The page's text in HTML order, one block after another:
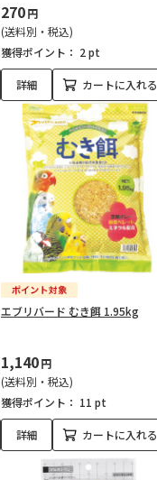
270円
(送料別・税込)
獲得ポイント： 2 pt
詳細 カートに入れる
エブリバード むき餌 1.95kg
1,140円
(送料別・税込)
獲得ポイント： 11 pt
詳細 カートに入れる